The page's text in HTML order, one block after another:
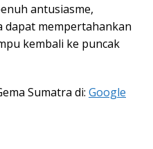
antusiasme,
dapat mempertahankan
kembali ke puncak
Sumatra di: Google